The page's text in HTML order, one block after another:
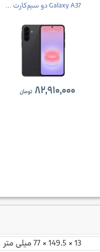
Galaxy A37 دو سیم‌کارت ...
۸۲,۹۱۰,۰۰۰ تومان
13 × 149.5 × 77 میلی متر